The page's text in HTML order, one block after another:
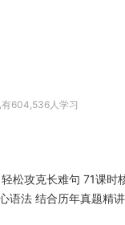
有604,536人学习
松攻克长难句 71课时
语法 结合历年真题精